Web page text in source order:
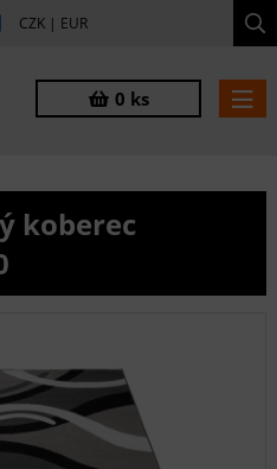
CZK | EUR
0 ks
koberec